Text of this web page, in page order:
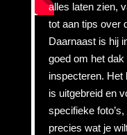
alles laten zien,
tot aan tips over
Daarnaast is hij
goed om het
inspecteren. Het
is uitgebreid en
specifieke
precies wat je